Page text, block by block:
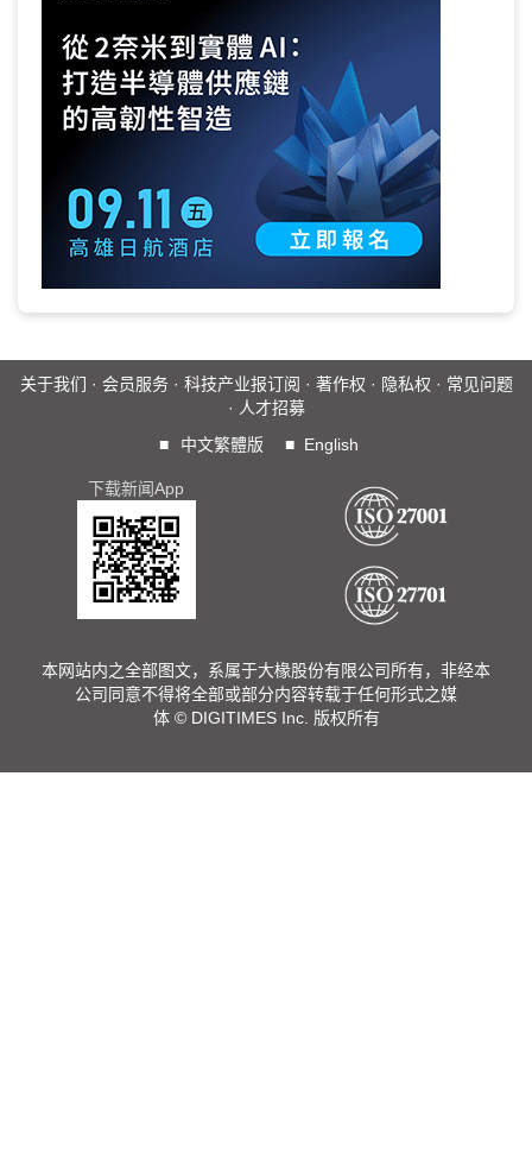
关于我们 · 会员服务· 科技产业报订阅 · 著作权 · 隐私权 · 常见问题
· 人才招募
■
中文繁體版 ■ English
下载新闻App
本网站内之全部图文，系属于大椽股份有限公司所有，非经本
公司同意不得将全部或部分内容转载于任何形式之媒
体 © DIGITIMES Inc. 版权所有